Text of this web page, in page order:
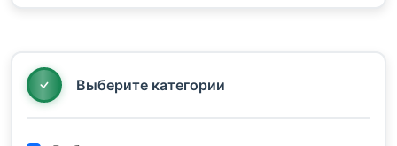
Выберите категории